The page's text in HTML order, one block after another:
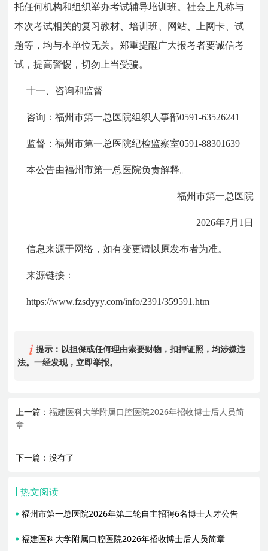
托任何机构和组织举办考试辅导培训班。社会上凡称与
本次考试相关的复习教材、培训班、网站、上网卡、试
题等，均与本单位无关。郑重提醒广大报考者要诚信考
试，提高警惕，切勿上当受骗。
十一、咨询和监督
咨询：福州市第一总医院组织人事部0591-63526241
监督：福州市第一总医院纪检监察室0591-88301639
本公告由福州市第一总医院负责解释。
福州市第一总医院
2026年7月1日
信息来源于网络，如有变更请以原发布者为准。
来源链接：
https://www.fzsdyyy.com/info/2391/359591.htm
提示：以担保或任何理由索要财物，扣押证照，均涉嫌违
法。一经发现，立即举报。
上一篇：福建医科大学附属口腔医院2026年招收博士后人员简
章
下一篇：没有了
热文阅读
福州市第一总医院2026年第二轮自主招聘6名博士人才公告
福建医科大学附属口腔医院2026年招收博士后人员简章